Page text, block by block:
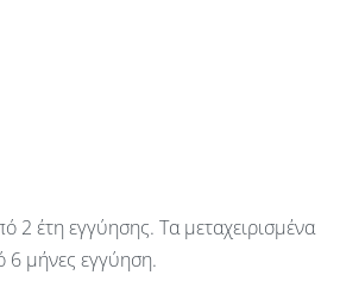
2 έτη εγγύησης. Τα μεταχειρισμένα
6 μήνες εγγύηση.